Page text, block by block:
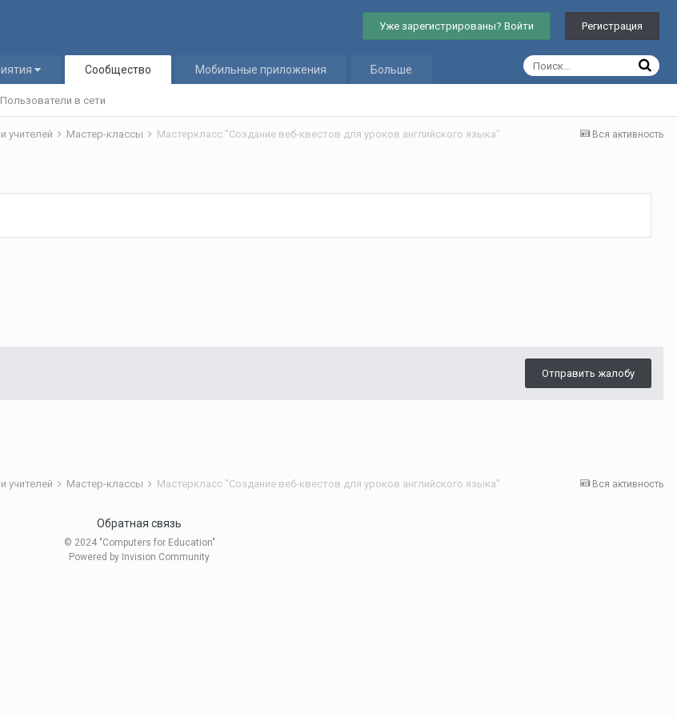
Уже зарегистрированы? Войти Регистрация
Сообщество
Пользователи в сети
Мобильные приложения Больше
Вся активность
учителей Мастер-классы Мастеркласс "Создание веб-квестов для уроков английского языка"
Отправить жалобу
Вся активность
учителей Мастер-классы Мастеркласс "Создание веб-квестов для уроков английского языка"
Обратная связь
© 2024 "Computers for Education"
Powered by Invision Community